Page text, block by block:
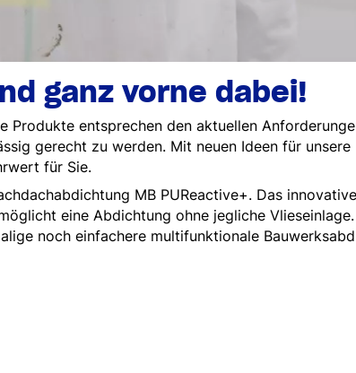
ganz vorne dabei!
Produkte entsprechen den aktuellen
gerecht zu werden. Mit neuen Ideen für
für Sie.
MB PUReactive+. Das
eine Abdichtung ohne jegliche
noch einfachere multifunktionale